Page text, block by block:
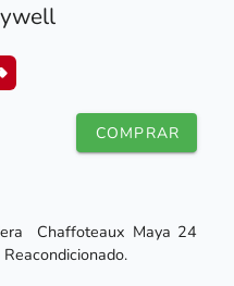
COMPRAR
Chaffoteaux Maya 24